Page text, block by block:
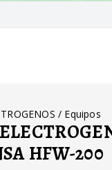
/ Equipos
HFW-200